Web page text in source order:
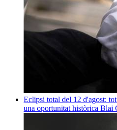
Eclipsi total del 12 d'agost:
una oportunitat històrica Blai